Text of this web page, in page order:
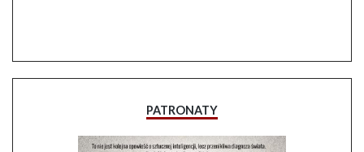
PATRONATY